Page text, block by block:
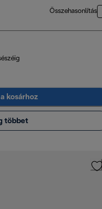
Összehasonlítás
kosárhoz
többet